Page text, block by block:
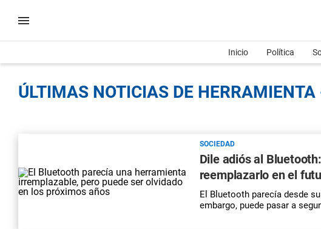
Inicio Política
ÚLTIMAS NOTICIAS DE
SOCIEDAD
Dile adiós al
reemplazarlo en el
El Bluetooth parecía desde
embargo, puede pasar a